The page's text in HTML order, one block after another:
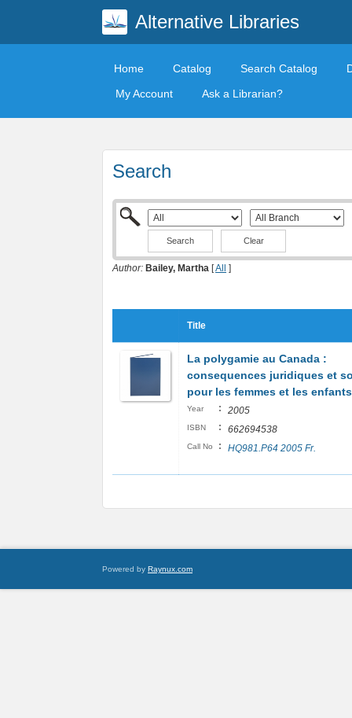
Alternative Libraries
Home Catalog Search Catalog
My Account
Ask a Librarian?
Search
Clear
Author: Bailey, Martha [All ]
Title
La polygamie au Canada :
consequences juridiques et
pour les femmes et les enfants
Year : 2005
ISBN : 662694538
Call No : HQ981.P64 2005 Fr.
Powered by Raynux.com